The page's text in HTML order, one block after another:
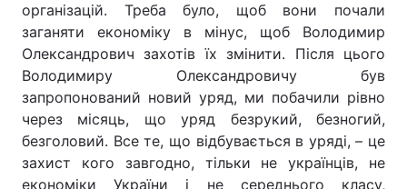
організацій. Треба було, щоб вони почали
заганяти економіку в мінус, щоб Володимир
Олександрович захотів їх змінити. Після цього
Володимиру Олександровичу був
запропонований новий уряд, ми побачили рівно
через місяць, що уряд безрукий, безногий,
безголовий. Все те, що відбувається в уряді, – це
захист кого завгодно, тільки не українців, не
економіки України і не середнього класу,